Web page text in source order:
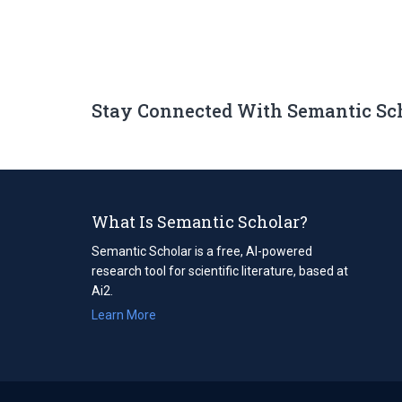
Stay Connected With Semantic
What Is Semantic Scholar?
Semantic Scholar is a free, AI-powered
research tool for scientific literature, based at
Ai2.
Learn More